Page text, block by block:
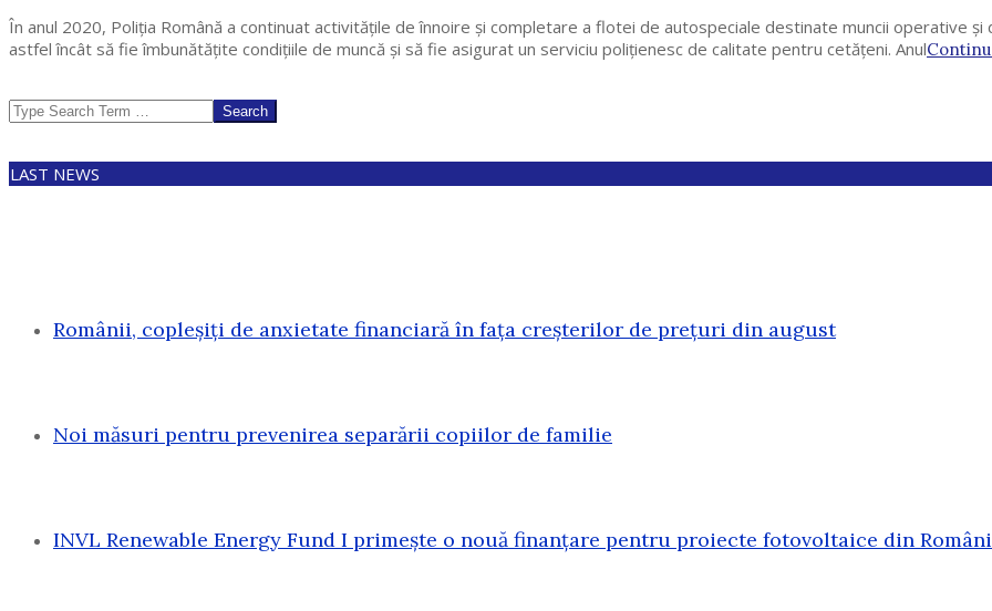
În anul 2020, Poliția Română a continuat activitățile de înnoire și completare a flotei de autospeciale destinate muncii operative
astfel încât să fie îmbunătățite condițiile de muncă și să fie asigurat un serviciu polițienesc de calitate pentru cetățeni. Anul
Search
LAST NEWS
Românii, copleșiți de anxietate financiară în fața creșterilor de prețuri din august
Noi măsuri pentru prevenirea separării copiilor de familie
INVL Renewable Energy Fund I primește o nouă finanțare pentru proiecte fotovoltaice din